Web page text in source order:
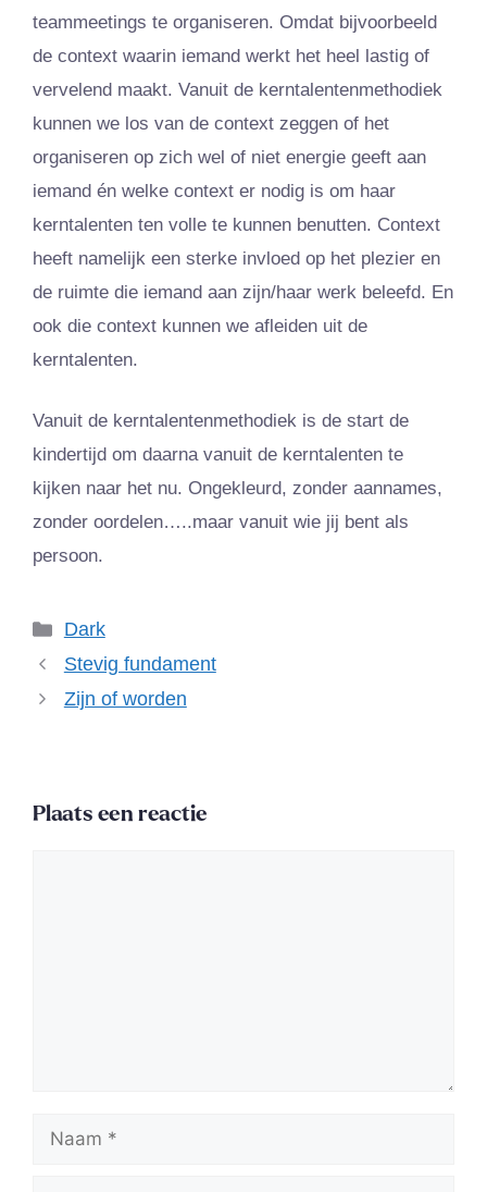
teammeetings te organiseren. Omdat bijvoorbeeld
de context waarin iemand werkt het heel lastig of
vervelend maakt. Vanuit de kerntalentenmethodiek
kunnen we los van de context zeggen of het
organiseren op zich wel of niet energie geeft aan
iemand én welke context er nodig is om haar
kerntalenten ten volle te kunnen benutten. Context
heeft namelijk een sterke invloed op het plezier en
de ruimte die iemand aan zijn/haar werk beleefd. En
ook die context kunnen we afleiden uit de
kerntalenten.
Vanuit de kerntalentenmethodiek is de start de
kindertijd om daarna vanuit de kerntalenten te
kijken naar het nu. Ongekleurd, zonder aannames,
zonder oordelen…..maar vanuit wie jij bent als
persoon.
Categorieën
Dark
Stevig fundament
Zijn of worden
Plaats een reactie
Naam